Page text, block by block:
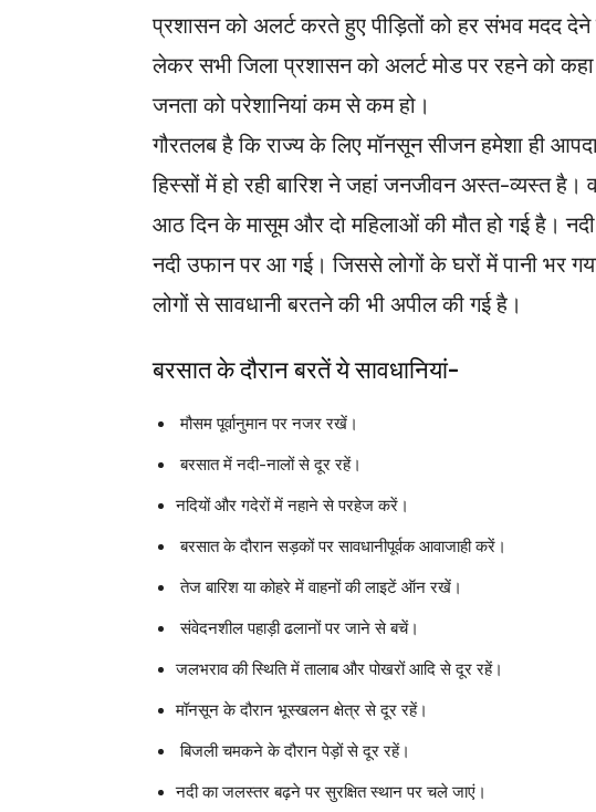
प्रशासन को अलर्ट करते हुए पीड़ितों को हर संभव मदद देने
लेकर सभी जिला प्रशासन को अलर्ट मोड पर रहने को
जनता को परेशानियां कम से कम हो।
गौरतलब है कि राज्य के लिए मॉनसून सीजन हमेशा ही
हिस्सों में हो रही बारिश ने जहां जनजीवन अस्त-व्यस्त
आठ दिन के मासूम और दो महिलाओं की मौत हो गई है।
नदी उफान पर आ गई। जिससे लोगों के घरों में पानी भर
लोगों से सावधानी बरतने की भी अपील की गई है।
बरसात के दौरान बरतें ये सावधानियां-
मौसम पूर्वानुमान पर नजर रखें।
बरसात में नदी-नालों से दूर रहें।
नदियों और गदेरों में नहाने से परहेज करें।
बरसात के दौरान सड़कों पर सावधानीपूर्वक आवाजाही करें।
तेज बारिश या कोहरे में वाहनों की लाइटें ऑन रखें।
संवेदनशील पहाड़ी ढलानों पर जाने से बचें।
जलभराव की स्थिति में तालाब और पोखरों आदि से दूर रहें।
मॉनसून के दौरान भूस्खलन क्षेत्र से दूर रहें।
बिजली चमकने के दौरान पेड़ों से दूर रहें।
नदी का जलस्तर बढ़ने पर सुरक्षित स्थान पर चले जाएं।